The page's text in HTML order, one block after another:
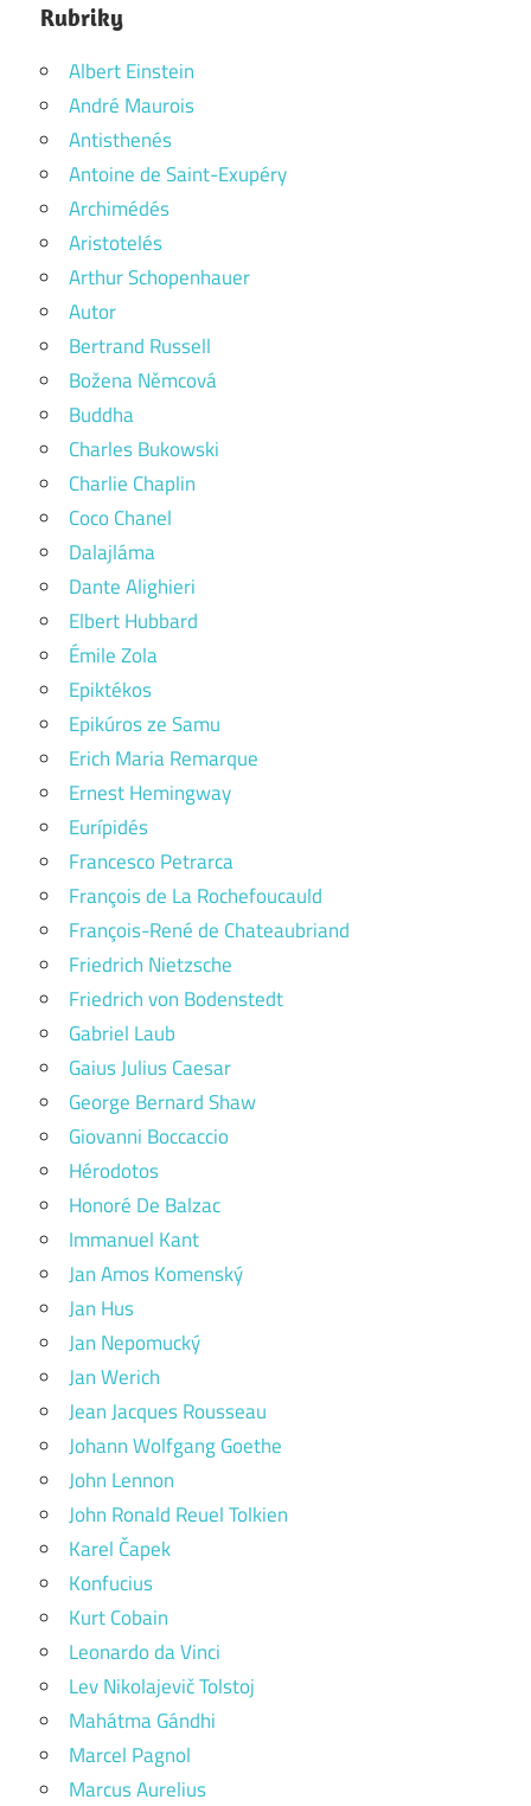
Rubriky
Albert Einstein
André Maurois
Antisthenés
Antoine de Saint-Exupéry
Archimédés
Aristotelés
Arthur Schopenhauer
Autor
Bertrand Russell
Božena Němcová
Buddha
Charles Bukowski
Charlie Chaplin
Coco Chanel
Dalajláma
Dante Alighieri
Elbert Hubbard
Émile Zola
Epiktékos
Epikúros ze Samu
Erich Maria Remarque
Ernest Hemingway
Eurípidés
Francesco Petrarca
François de La Rochefoucauld
François-René de Chateaubriand
Friedrich Nietzsche
Friedrich von Bodenstedt
Gabriel Laub
Gaius Julius Caesar
George Bernard Shaw
Giovanni Boccaccio
Hérodotos
Honoré De Balzac
Immanuel Kant
Jan Amos Komenský
Jan Hus
Jan Nepomucký
Jan Werich
Jean Jacques Rousseau
Johann Wolfgang Goethe
John Lennon
John Ronald Reuel Tolkien
Karel Čapek
Konfucius
Kurt Cobain
Leonardo da Vinci
Lev Nikolajevič Tolstoj
Mahátma Gándhi
Marcel Pagnol
Marcus Aurelius